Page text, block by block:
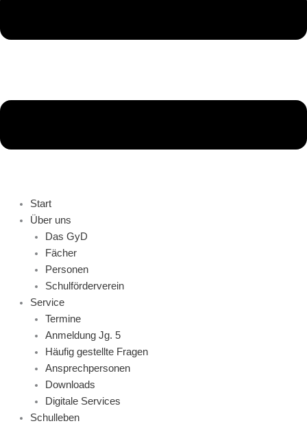
Start
Über uns
Das GyD
Fächer
Personen
Schulförderverein
Service
Termine
Anmeldung Jg. 5
Häufig gestellte Fragen
Ansprechpersonen
Downloads
Digitale Services
Schulleben